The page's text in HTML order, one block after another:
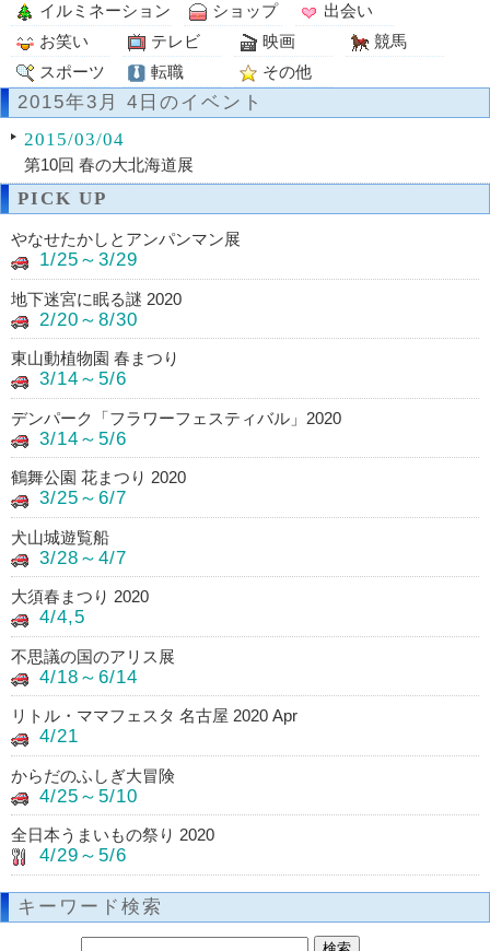
イルミネーション
ショップ
出会い
お笑い
テレビ 映画
競馬
スポーツ
転職 その他
2015年3月 4日のイベント
2015/03/04
第10回 春の大北海道展
PICK UP
やなせたかしとアンパンマン展
1/25～3/29
地下迷宮に眠る謎 2020
2/20～8/30
東山動植物園 春まつり
3/14～5/6
デンパーク「フラワーフェスティバル」2020
3/14～5/6
鶴舞公園 花まつり 2020
3/25～6/7
犬山城遊覧船
3/28～4/7
大須春まつり 2020
4/4,5
不思議の国のアリス展
4/18～6/14
リトル・ママフェスタ 名古屋 2020 Apr
4/21
からだのふしぎ大冒険
4/25～5/10
全日本うまいもの祭り 2020
4/29～5/6
キーワード検索